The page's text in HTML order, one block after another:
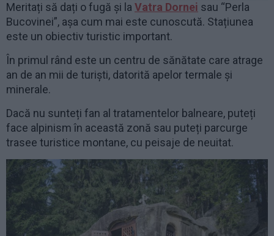
Meritați să dați o fugă și la Vatra Dornei sau “Perla
Bucovinei”, așa cum mai este cunoscută. Stațiunea
este un obiectiv turistic important.
În primul rând este un centru de sănătate care atrage
an de an mii de turiști, datorită apelor termale și
minerale.
Dacă nu sunteți fan al tratamentelor balneare, puteți
face alpinism în această zonă sau puteți parcurge
trasee turistice montane, cu peisaje de neuitat.